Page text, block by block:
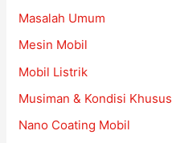
Masalah Umum
Mesin Mobil
Mobil Listrik
Musiman & Kondisi Khusus
Nano Coating Mobil